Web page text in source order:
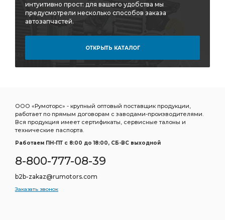
интуитивно прост: для вашего удобства мы
предусмотрели несколько способов заказа
автозапчастей.
ОТКРЫТЬ КАТАЛОГ
ООО «Румоторс» - крупный оптовый поставщик продукции,
работает по прямым договорам с заводами-производителями.
Вся продукция имеет сертификаты, сервисные талоны и
технические паспорта.
Работаем ПН-ПТ c 8:00 до 18:00, СБ-ВС выходной
8-800-777-08-39
b2b-zakaz@rumotors.com
Заказать звонок